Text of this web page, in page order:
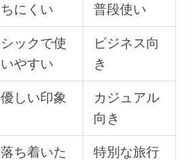
ちにくい
普段使い
シックで使
いやすい
ビジネス向
き
優しい印象
カジュアル
向き
落ち着いた
特別な旅行